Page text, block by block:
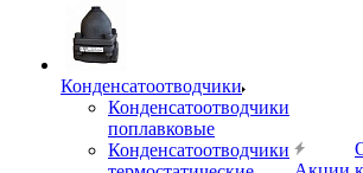
Конденсатоотводчики
Конденсатоотводчики
поплавковые
Конденсатоотводчики